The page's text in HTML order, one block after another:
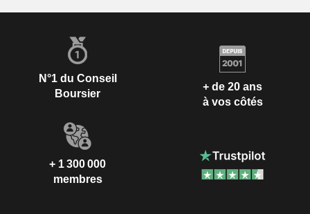
N°1 du Conseil
Boursier
+ de 20 ans
à vos côtés
+ 1 300 000
membres